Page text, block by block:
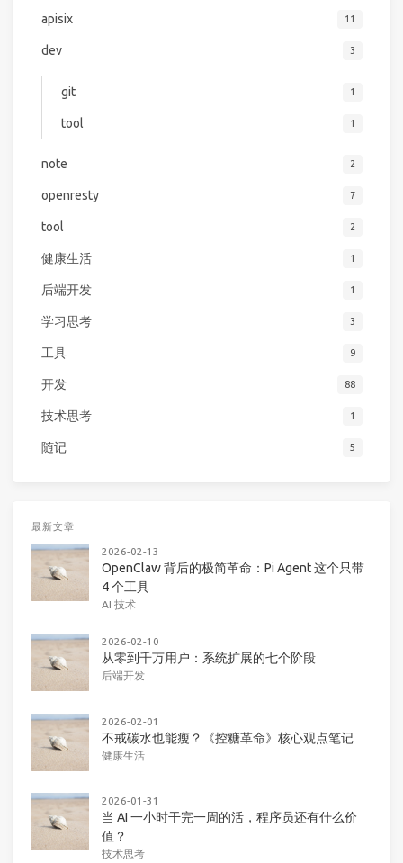
apisix 11
dev 3
git 1
tool 1
note 2
openresty 7
tool 2
健康生活 1
后端开发 1
学习思考 3
工具 9
开发 88
技术思考 1
随记 5
最新文章
2026-02-13
OpenClaw 背后的极简革命：Pi Agent 这个只带
4 个工具
AI 技术
2026-02-10
从零到千万用户：系统扩展的七个阶段
后端开发
2026-02-01
不戒碳水也能瘦？《控糖革命》核心观点笔记
健康生活
2026-01-31
当 AI 一小时干完一周的活，程序员还有什么价
值？
技术思考